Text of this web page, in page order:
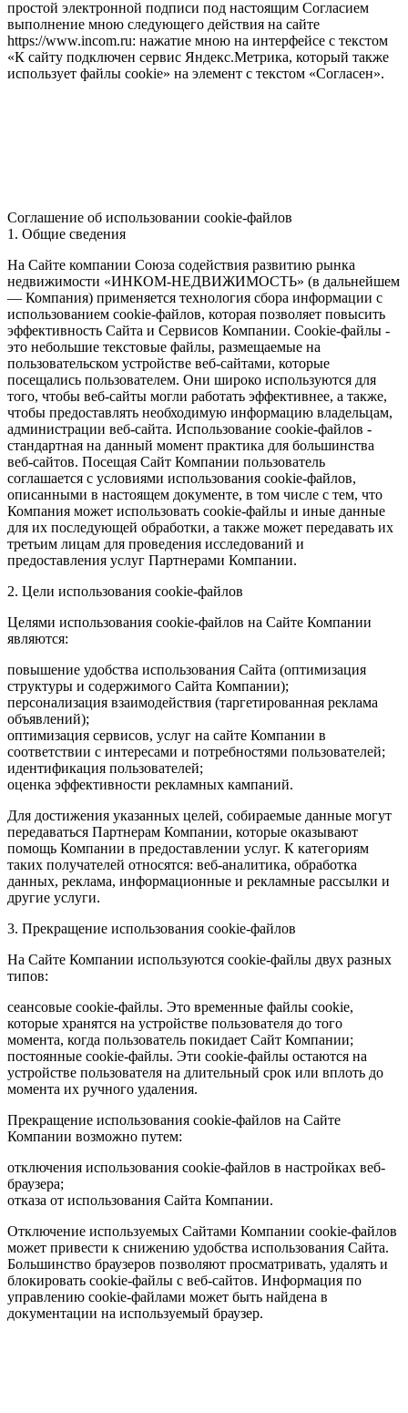
простой электронной подписи под настоящим Согласием
выполнение мною следующего действия на сайте
https://www.incom.ru: нажатие мною на интерфейсе с текстом
«К сайту подключен сервис Яндекс.Метрика, который также
использует файлы cookie» на элемент с текстом «Согласен».
Соглашение об использовании cookie-файлов
1. Общие сведения
На Сайте компании Союза содействия развитию рынка
недвижимости «ИНКОМ-НЕДВИЖИМОСТЬ» (в дальнейшем
— Компания) применяется технология сбора информации с
использованием cookie-файлов, которая позволяет повысить
эффективность Сайта и Сервисов Компании. Сookie-файлы -
это небольшие текстовые файлы, размещаемые на
пользовательском устройстве веб-сайтами, которые
посещались пользователем. Они широко используются для
того, чтобы веб-сайты могли работать эффективнее, а также,
чтобы предоставлять необходимую информацию владельцам,
администрации веб-сайта. Использование cookie-файлов -
стандартная на данный момент практика для большинства
веб-сайтов. Посещая Сайт Компании пользователь
соглашается с условиями использования cookie-файлов,
описанными в настоящем документе, в том числе с тем, что
Компания может использовать cookie-файлы и иные данные
для их последующей обработки, а также может передавать их
третьим лицам для проведения исследований и
предоставления услуг Партнерами Компании.
2. Цели использования cookie-файлов
Целями использования cookie-файлов на Сайте Компании
являются:
повышение удобства использования Сайта (оптимизация
структуры и содержимого Сайта Компании);
персонализация взаимодействия (таргетированная реклама
объявлений);
оптимизация сервисов, услуг на сайте Компании в
соответствии с интересами и потребностями пользователей;
идентификация пользователей;
оценка эффективности рекламных кампаний.
Для достижения указанных целей, собираемые данные могут
передаваться Партнерам Компании, которые оказывают
помощь Компании в предоставлении услуг. К категориям
таких получателей относятся: веб-аналитика, обработка
данных, реклама, информационные и рекламные рассылки и
другие услуги.
3. Прекращение использования cookie-файлов
На Сайте Компании используются cookie-файлы двух разных
типов:
сеансовые cookie-файлы. Это временные файлы cookie,
которые хранятся на устройстве пользователя до того
момента, когда пользователь покидает Сайт Компании;
постоянные cookie-файлы. Эти cookie-файлы остаются на
устройстве пользователя на длительный срок или вплоть до
момента их ручного удаления.
Прекращение использования cookie-файлов на Сайте
Компании возможно путем:
отключения использования cookie-файлов в настройках веб-
браузера;
отказа от использования Сайта Компании.
Отключение используемых Сайтами Компании cookie-файлов
может привести к снижению удобства использования Сайта.
Большинство браузеров позволяют просматривать, удалять и
блокировать cookie-файлы c веб-сайтов. Информация по
управлению cookie-файлами может быть найдена в
документации на используемый браузер.